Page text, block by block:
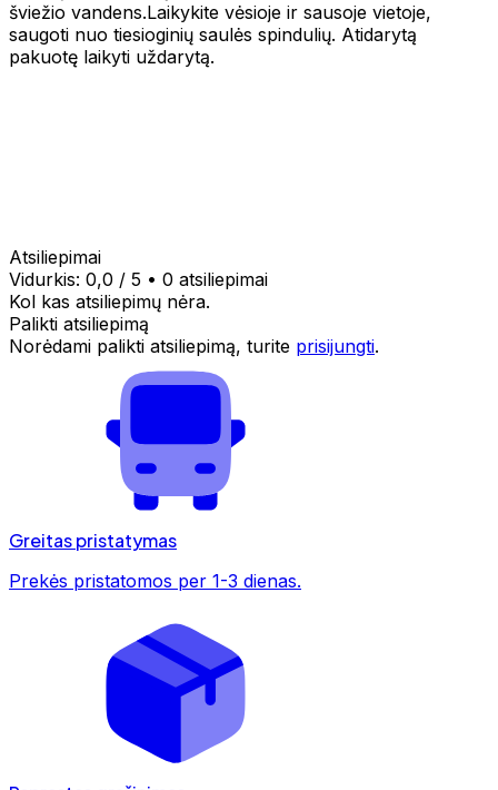
šviežio vandens.Laikykite vėsioje ir sausoje vietoje,
saugoti nuo tiesioginių saulės spindulių. Atidarytą
pakuotę laikyti uždarytą.
Atsiliepimai
Vidurkis: 0,0 / 5 • 0 atsiliepimai
Kol kas atsiliepimų nėra.
Palikti atsiliepimą
Norėdami palikti atsiliepimą, turite prisijungti.
Greitas pristatymas
Prekės pristatomos per 1-3 dienas.